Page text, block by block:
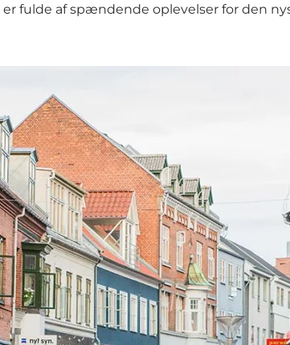
er fulde af spændende oplevelser for den